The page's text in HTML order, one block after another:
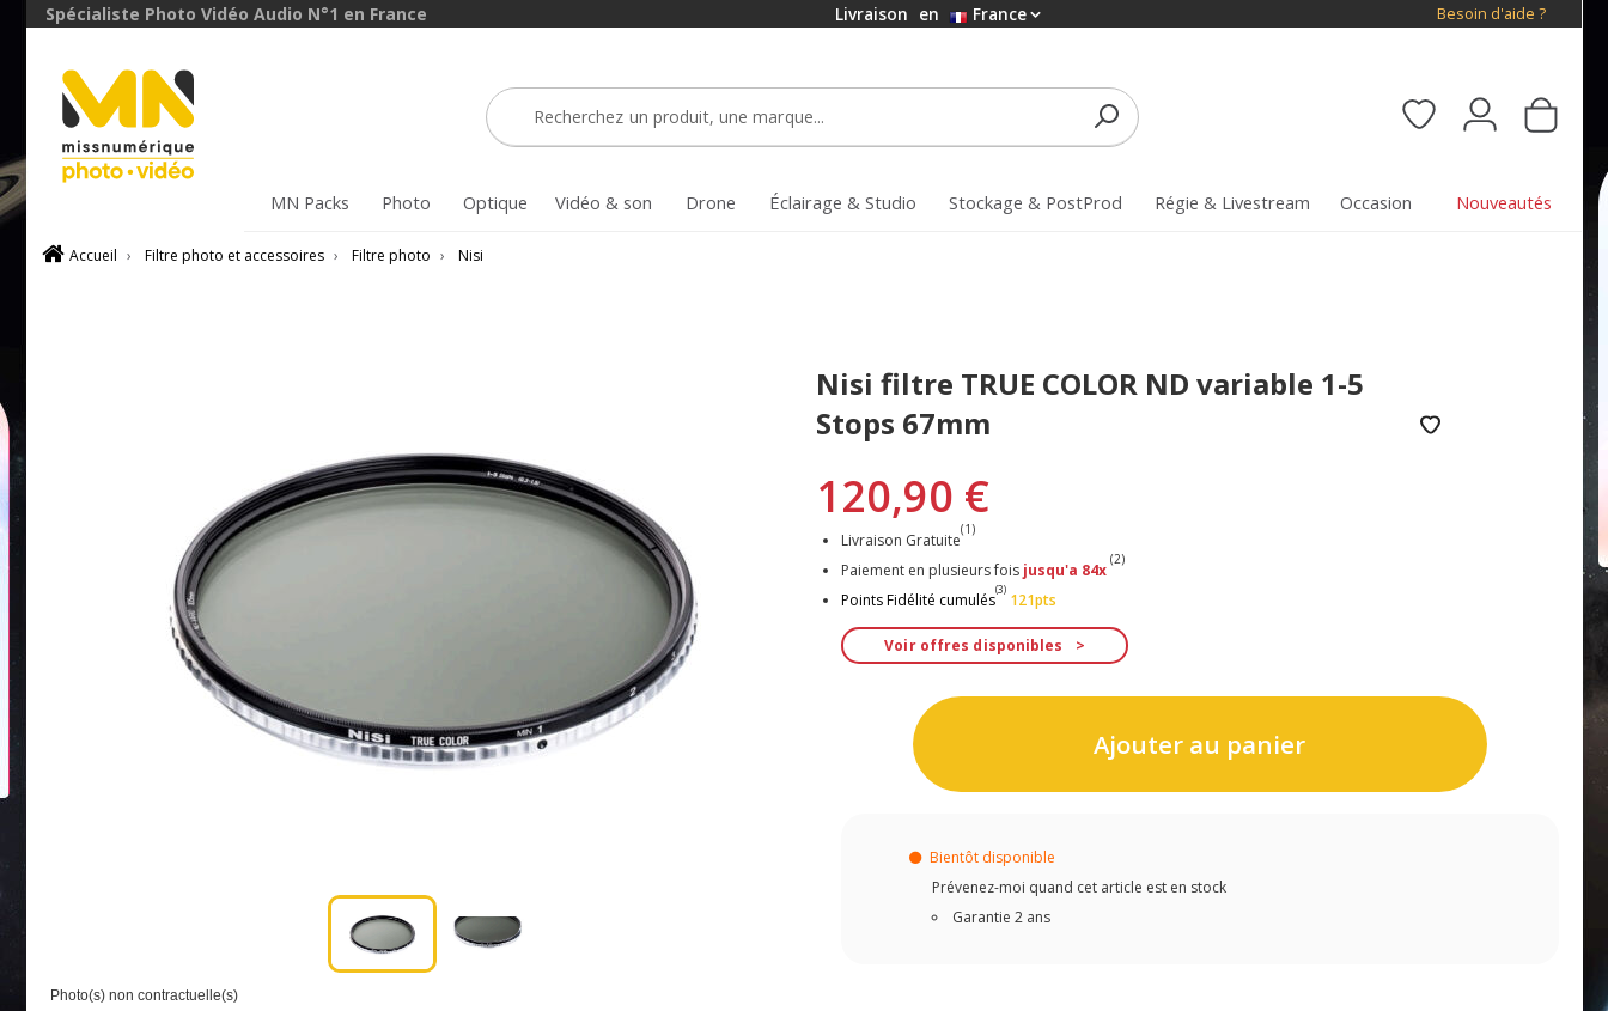
Spécialiste Photo Vidéo Audio N°1 en France Livraison en France Besoin d'aide ?
MN Packs Photo Optique Vidéo & son Drone Éclairage & Studio Stockage & PostProd Régie & Livestream Occasion Nouveautés
Accueil › Filtre photo et accessoires › Filtre photo › Nisi
avec le code
Photo(s) non contractuelle(s)
Nisi filtre TRUE COLOR ND variable 1-5
Stops 67mm
120,90 €
Livraison Gratuite
(1)
Paiement en plusieurs fois jusqu'a 84x
(2)
Points Fidélité cumulés
(3)
121pts
Voir offres disponibles
Ajouter au panier
Bientôt disponible
Prévenez-moi quand cet article est en stock
Garantie 2 ans